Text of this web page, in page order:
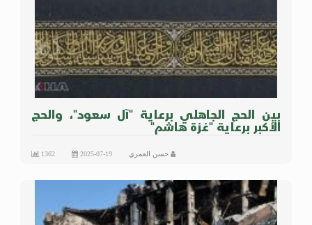
بين الحج الجاهلي برعاية "آل سعود"، والحج
الأكبر برعاية "غزة هاشم"
حسن العمري 2025-07-19
1362